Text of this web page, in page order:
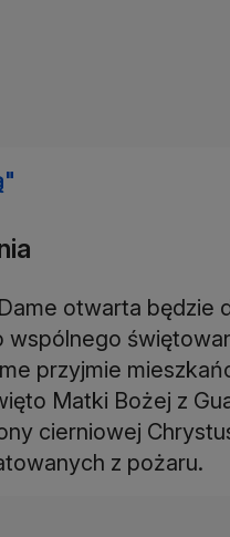
otwarta będzie
wspólnego
przyjmie
Matki Bożej z
cierniowej
z pożaru.